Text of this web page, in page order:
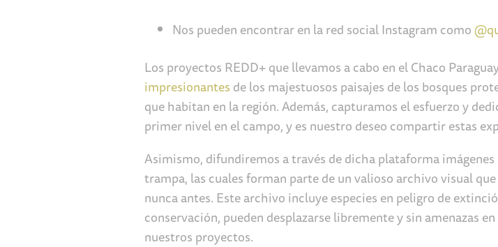
Nos pueden encontrar en la red social Instagram como
Los proyectos REDD+ que llevamos a cabo en el Chaco
impresionantes de los majestuosos paisajes de los bosques
que habitan en la región. Además, capturamos el esfuerzo y
primer nivel en el campo, y es nuestro deseo compartir estas
Asimismo, difundiremos a través de dicha plataforma
trampa, las cuales forman parte de un valioso archivo visual
nunca antes. Este archivo incluye especies en peligro de
conservación, pueden desplazarse libremente y sin amenazas
nuestros proyectos.